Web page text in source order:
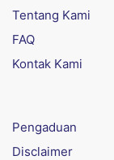
Tentang Kami
FAQ
Kontak Kami
Pengaduan
Disclaimer